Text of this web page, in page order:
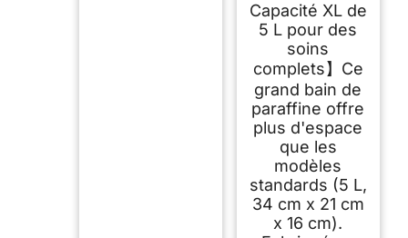
Tech®Appareil à
paraffine pour
soulager les
douleurs
musculaires et
l'arthrite. Grande
capacité de 5 L.
Contient 900 g de
paraffine et
accessoires
Capacité XL de
5 L pour des
soins
complets】Ce
grand bain de
paraffine offre
plus d'espace
que les
modèles
standards (5 L,
34 cm x 21 cm
x 16 cm).